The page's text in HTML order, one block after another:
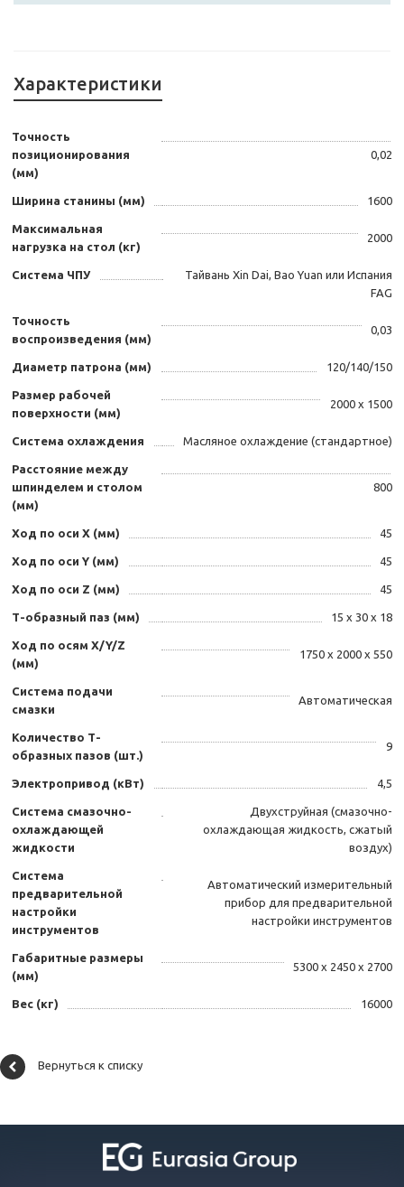
Характеристики
Точность
позиционирования
(мм)
0,02
Ширина станины (мм) 1600
Максимальная
нагрузка на стол (кг)
2000
Система ЧПУ
Тайвань Xin Dai, Bao Yuan или Испания
FAG
Точность
воспроизведения (мм)
0,03
Диаметр патрона (мм) 120/140/150
Размер рабочей
поверхности (мм)
2000 х 1500
Система охлаждения Масляное охлаждение (стандартное)
Расстояние между
шпинделем и столом
(мм)
800
Ход по оси X (мм) 45
Ход по оси Y (мм) 45
Ход по оси Z (мм) 45
Т-образный паз (мм) 15 х 30 х 18
Ход по осям X/Y/Z
(мм)
1750 х 2000 х 550
Система подачи
смазки
Автоматическая
Количество Т-
образных пазов (шт.)
9
Электропривод (кВт) 4,5
Система смазочно-
охлаждающей
жидкости
Двухструйная (смазочно-
охлаждающая жидкость, сжатый
воздух)
Система
предварительной
настройки
инструментов
Автоматический измерительный
прибор для предварительной
настройки инструментов
Габаритные размеры
(мм)
5300 х 2450 х 2700
Вес (кг) 16000
Вернуться к списку